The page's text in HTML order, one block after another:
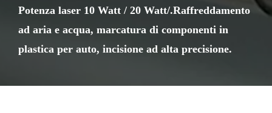
Potenza laser 10 Watt / 20 Watt/.Raffreddamento
ad aria e acqua, marcatura di componenti in
plastica per auto, incisione ad alta precisione.